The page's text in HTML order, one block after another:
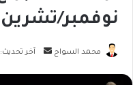
نوفمبر/تشرين
محمد السواح
أرسلآخر تحديث: